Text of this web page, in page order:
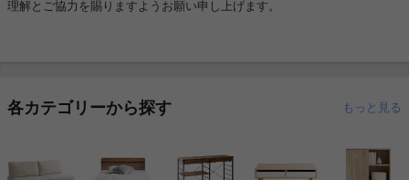
理解とご協力を賜りますようお願い申し上げます。
各カテゴリーから探す もっと見る